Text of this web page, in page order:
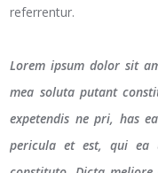
referrentur.
Lorem ipsum dolor sit
mea soluta putant
expetendis ne pri, has
pericula et est, qui ea